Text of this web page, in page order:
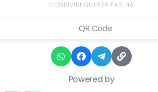
CONDIVIDI QUESTA PAGINA
Powered by